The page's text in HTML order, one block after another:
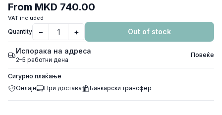
From MKD 740.00
VAT included
Quantity − + Out of stock
Испорака на адреса
2–5 работни дена
Повеќе
Сигурно плаќање
Онлајн
При достава Банкарски трансфер